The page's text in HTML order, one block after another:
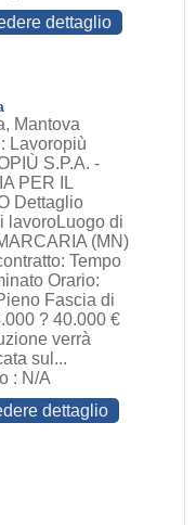
dettaglio
Mantova
Lavoropiù
S.P.A. -
PER IL
Dettaglio
lavoroLuogo di
(MN)
Tempo
Orario:
Fascia di
? 40.000 €
verrà
sul...
: N/A
dettaglio